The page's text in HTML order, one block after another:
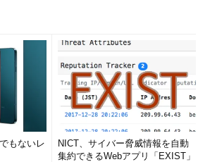
もないレ
NICT、サイバー脅威情報を自動
集約できるWebアプリ「EXIST」